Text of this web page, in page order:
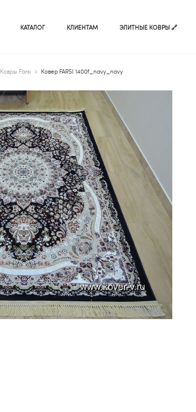
КАТАЛОГ КЛИЕНТАМ ЭЛИТНЫЕ КОВРЫ 🔗
Ковры Farsi Ковер FARSI 1400f_navy_navy